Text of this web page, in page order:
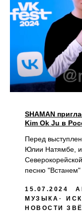
SHAMAN
Kim Ok Ju в
Перед
Юлии Натямбе, и
песню "Встанем"
15.07.2024
МУЗЫКА
НОВОСТИ